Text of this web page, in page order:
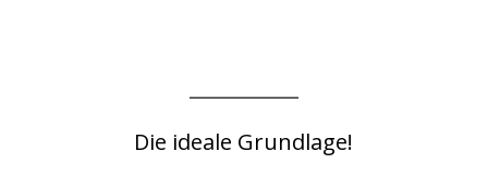
Die ideale Grundlage!